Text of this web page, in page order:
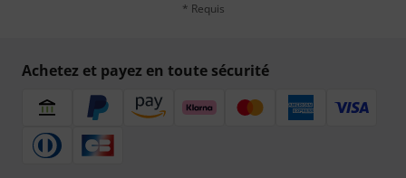
* Requis
Achetez et payez en toute sécurité